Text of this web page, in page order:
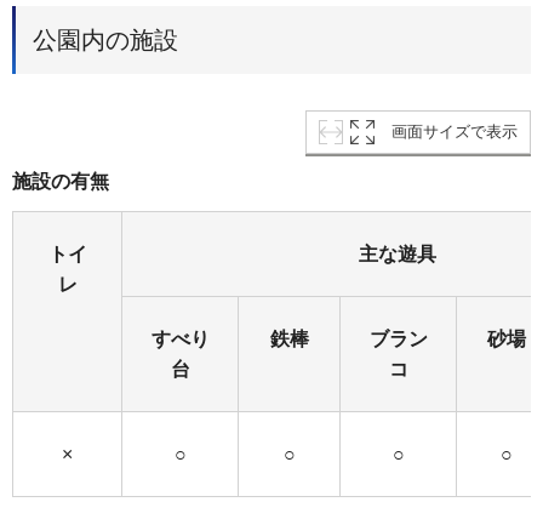
公園内の施設
画面サイズで表示
施設の有無
トイ
レ
主な遊具
すべり
台
鉄棒
ブラン
コ
砂場
× ○ ○ ○ ○